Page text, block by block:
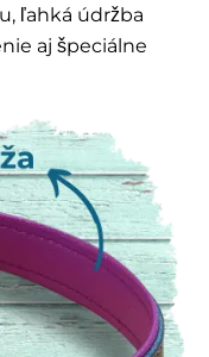
ľahká údržba
aj špeciálne